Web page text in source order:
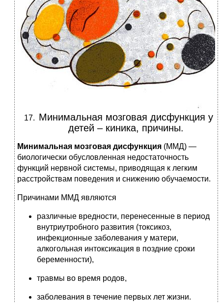
Минимальная мозговая дисфункция у
детей – киника, причины.
Минимальная мозговая дисфункция (ММД) —
биологически обусловленная недостаточность
функций нервной системы, приводящая к легким
расстройствам поведения и снижению обучаемости.
Причинами ММД являются
различные вредности, перенесенные в период
внутриутробного развития (токсикоз,
инфекционные заболевания у матери,
алкогольная интоксикация в поздние сроки
беременности),
травмы во время родов,
заболевания в течение первых лет жизни.